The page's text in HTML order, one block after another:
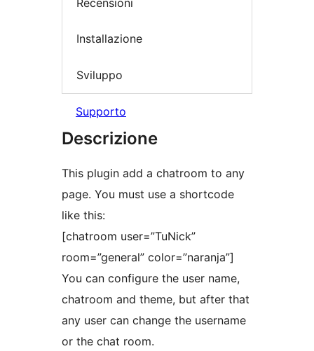
Installazione
Sviluppo
Supporto
Descrizione
This plugin add a chatroom to any
page. You must use a shortcode
like this:
[chatroom user=”TuNick”
room=”general” color=”naranja”]
You can configure the user name,
chatroom and theme, but after that
any user can change the username
or the chat room.